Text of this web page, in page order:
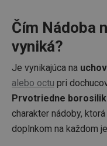
Čím Nádoba
vyniká?
Je vynikajúca na
alebo octu pri
Prvotriedne
charakter nádoby,
doplnkom na každom